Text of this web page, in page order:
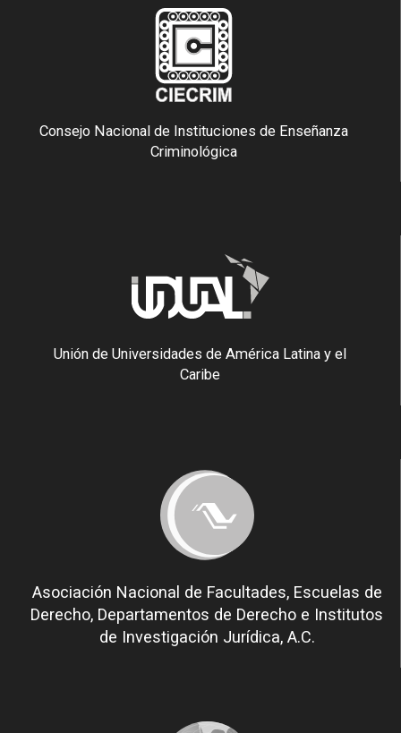
Consejo Nacional de Instituciones de Enseñanza
Criminológica
Unión de Universidades de América Latina y el
Caribe
Asociación Nacional de Facultades, Escuelas de
Derecho, Departamentos de Derecho e Institutos
de Investigación Jurídica, A.C.